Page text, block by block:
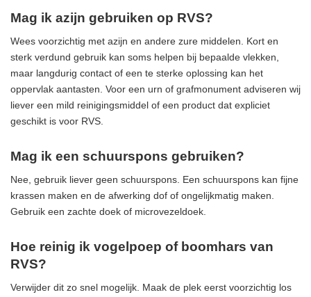
Mag ik azijn gebruiken op RVS?
Wees voorzichtig met azijn en andere zure middelen. Kort en
sterk verdund gebruik kan soms helpen bij bepaalde vlekken,
maar langdurig contact of een te sterke oplossing kan het
oppervlak aantasten. Voor een urn of grafmonument adviseren wij
liever een mild reinigingsmiddel of een product dat expliciet
geschikt is voor RVS.
Mag ik een schuurspons gebruiken?
Nee, gebruik liever geen schuurspons. Een schuurspons kan fijne
krassen maken en de afwerking dof of ongelijkmatig maken.
Gebruik een zachte doek of microvezeldoek.
Hoe reinig ik vogelpoep of boomhars van
RVS?
Verwijder dit zo snel mogelijk. Maak de plek eerst voorzichtig los